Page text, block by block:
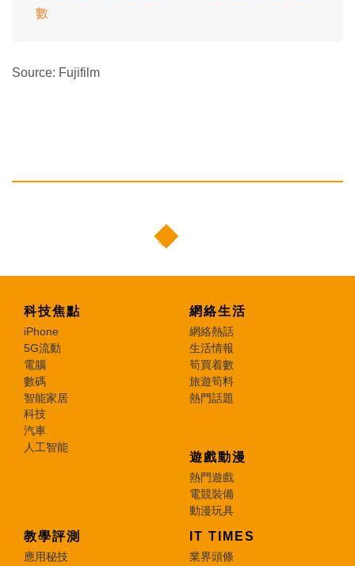
數
Source: Fujifilm
科技焦點
iPhone
5G流動
電腦
數碼
智能家居
科技
汽車
人工智能
網絡生活
網絡熱話
生活情報
筍買着數
旅遊筍料
熱門話題
遊戲動漫
熱門遊戲
電競裝備
動漫玩具
教學評測
應用秘技
IT TIMES
業界頭條